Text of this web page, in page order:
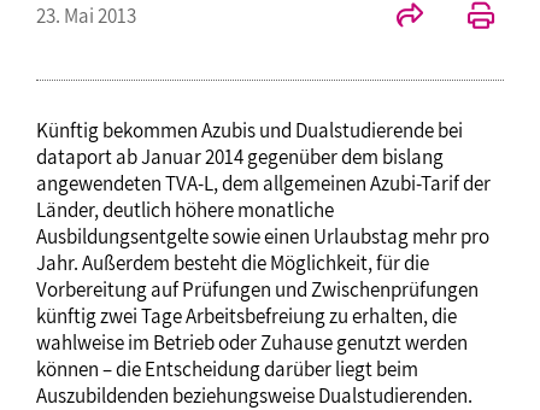
23. Mai 2013
Künftig bekommen Azubis und Dualstudierende bei
dataport ab Januar 2014 gegenüber dem bislang
angewendeten TVA-L, dem allgemeinen Azubi-Tarif der
Länder, deutlich höhere monatliche
Ausbildungsentgelte sowie einen Urlaubstag mehr pro
Jahr. Außerdem besteht die Möglichkeit, für die
Vorbereitung auf Prüfungen und Zwischenprüfungen
künftig zwei Tage Arbeitsbefreiung zu erhalten, die
wahlweise im Betrieb oder Zuhause genutzt werden
können – die Entscheidung darüber liegt beim
Auszubildenden beziehungsweise Dualstudierenden.